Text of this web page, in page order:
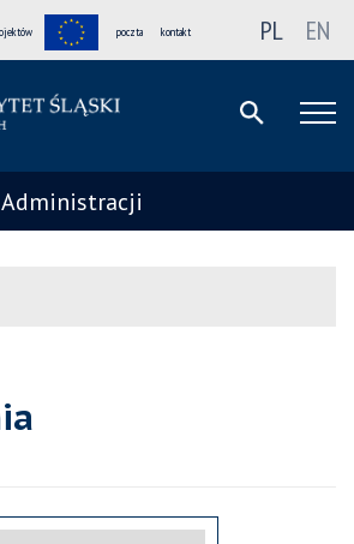
poczta kontakt PL EN
Administracji